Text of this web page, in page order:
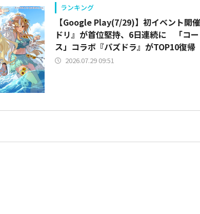
ランキング
【Google Play(7/29)】初イベント開
ドリ』が首位堅持、6日連続に 「コ
ス」コラボ『パズドラ』がTOP10復帰
2026.07.29 09:51